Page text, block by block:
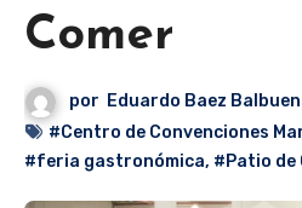
Comer
por Eduardo Baez
#Centro de Convenciones
#feria gastronómica, #Patio de